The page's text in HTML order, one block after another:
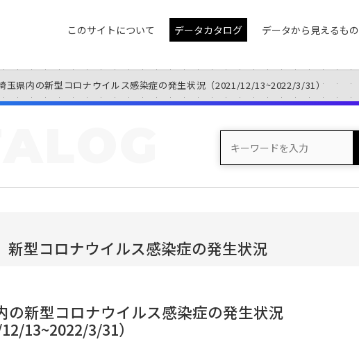
このサイトについて データカタログ データから見えるもの
玉県内の新型コロナウイルス感染症の発生状況（2021/12/13~2022/3/31）
新型コロナウイルス感染症の発生状況
の新型コロナウイルス感染症の発生状況
12/13~2022/3/31）